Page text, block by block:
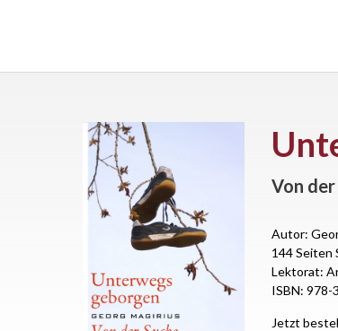
Von
Autor:
144 Seiten
Lektorat:
ISBN:
Jetzt